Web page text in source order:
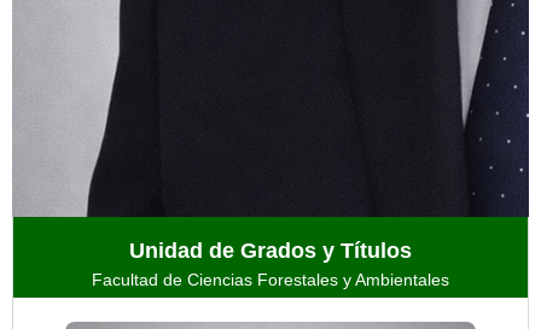
Unidad de Grados y Títulos
Facultad de Ciencias Forestales y Ambientales